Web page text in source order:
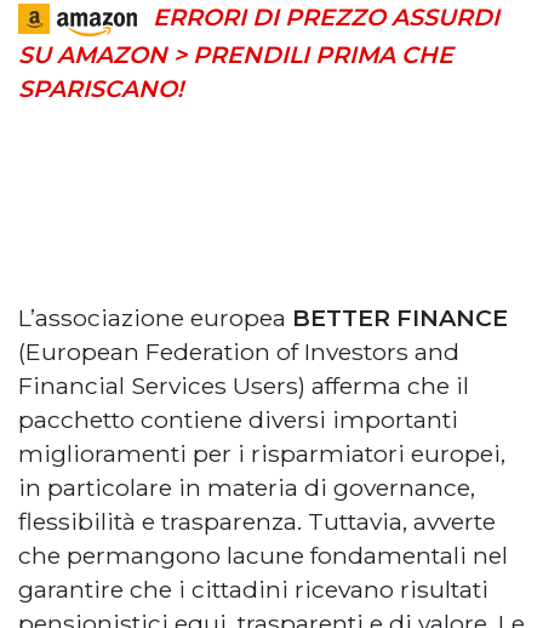
ERRORI DI PREZZO ASSURDI
SU AMAZON > PRENDILI PRIMA CHE
SPARISCANO!
L’associazione europea BETTER FINANCE
(European Federation of Investors and
Financial Services Users) afferma che il
pacchetto contiene diversi importanti
miglioramenti per i risparmiatori europei,
in particolare in materia di governance,
flessibilità e trasparenza. Tuttavia, avverte
che permangono lacune fondamentali nel
garantire che i cittadini ricevano risultati